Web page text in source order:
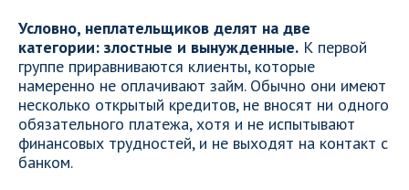
Условно, неплательщиков делят на две
категории: злостные и вынужденные. К первой
группе приравниваются клиенты, которые
намеренно не оплачивают займ. Обычно они имеют
несколько открытый кредитов, не вносят ни одного
обязательного платежа, хотя и не испытывают
финансовых трудностей, и не выходят на контакт с
банком.